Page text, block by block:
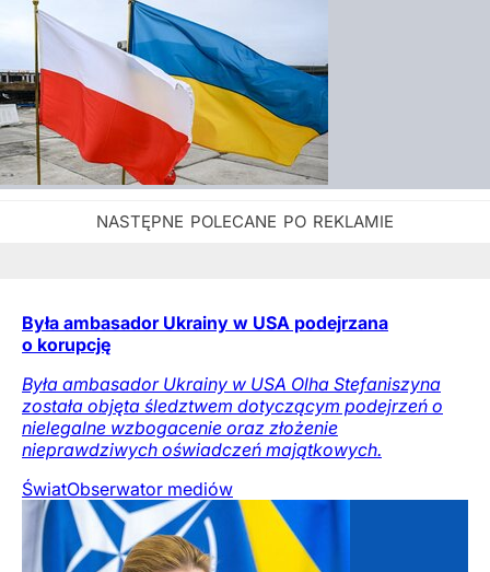
Była ambasador Ukrainy w USA podejrzana
o korupcję
Była ambasador Ukrainy w USA Olha Stefaniszyna
została objęta śledztwem dotyczącym podejrzeń o
nielegalne wzbogacenie oraz złożenie
nieprawdziwych oświadczeń majątkowych.
ŚwiatObserwator mediów